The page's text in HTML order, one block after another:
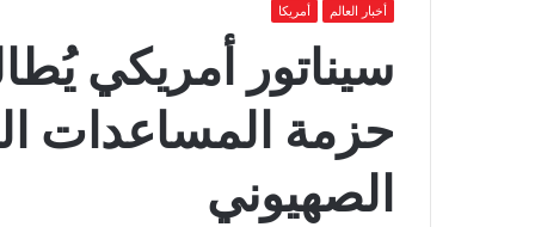
أخبار العالم أمريكا
سيناتور أمريكي
حزمة المساعدات
الصهيوني